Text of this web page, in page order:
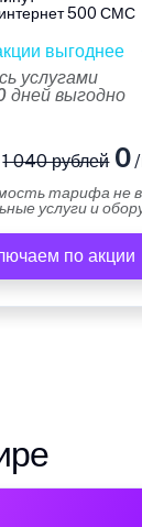
500 СМС
выгоднее
услугами
дней выгодно
1 040 рублей0/
тарифа не
услуги и
по акции